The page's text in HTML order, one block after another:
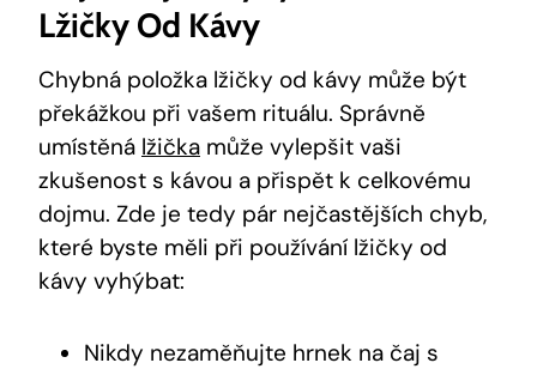
Lžičky Od Kávy
Chybná položka lžičky​ od kávy může být
překážkou při vašem rituálu. Správně
umístěná lžička ‍ může vylepšit ⁣vaši
zkušenost s kávou a přispět k celkovému
dojmu.⁢ Zde je tedy pár nejčastějších chyb, ​
které byste měli při používání lžičky od
kávy vyhýbat:
Nikdy nezaměňujte‍ hrnek‍ na čaj s